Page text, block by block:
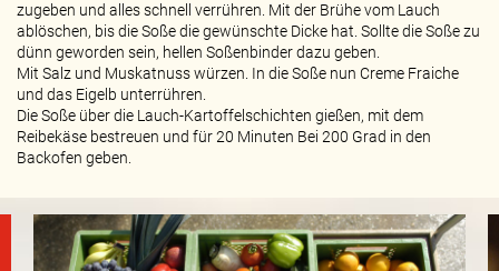
zugeben und alles schnell verrühren. Mit der Brühe vom Lauch
ablöschen, bis die Soße die gewünschte Dicke hat. Sollte die Soße zu
dünn geworden sein, hellen Soßenbinder dazu geben.
Mit Salz und Muskatnuss würzen. In die Soße nun Creme Fraiche
und das Eigelb unterrühren.
Die Soße über die Lauch-Kartoffelschichten gießen, mit dem
Reibekäse bestreuen und für 20 Minuten Bei 200 Grad in den
Backofen geben.